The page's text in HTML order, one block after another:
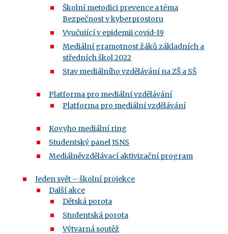
Školní metodici prevence a téma
Bezpečnost v kyberprostoru
Vyučující v epidemii covid-19
Mediální gramotnost žáků základních a
středních škol 2022
Stav mediálního vzdělávání na ZŠ a SŠ
Platforma pro mediální vzdělávání
Platforma pro mediální vzdělávání
Kovyho mediální ring
Studentský panel JSNS
Mediálněvzdělávací aktivizační program
Jeden svět – školní projekce
Další akce
Dětská porota
Studentská porota
Výtvarná soutěž